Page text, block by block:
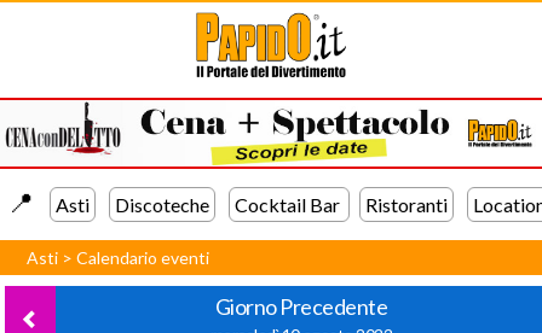
📍️ Asti Discoteche Cocktail Bar Ristoranti
Asti >Calendario eventi
Giorno Precedente